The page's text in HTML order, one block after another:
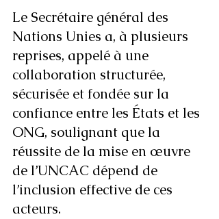
Le Secrétaire général des
Nations Unies a, à plusieurs
reprises, appelé à une
collaboration structurée,
sécurisée et fondée sur la
confiance entre les États et les
ONG, soulignant que la
réussite de la mise en œuvre
de l’UNCAC dépend de
l’inclusion effective de ces
acteurs.